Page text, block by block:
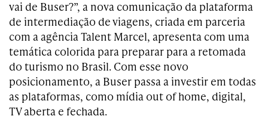
vai de Buser?”, a nova comunicação da plataforma
de intermediação de viagens, criada em parceria
com a agência Talent Marcel, apresenta com uma
temática colorida para preparar para a retomada
do turismo no Brasil. Com esse novo
posicionamento, a Buser passa a investir em todas
as plataformas, como mídia out of home, digital,
TV aberta e fechada.